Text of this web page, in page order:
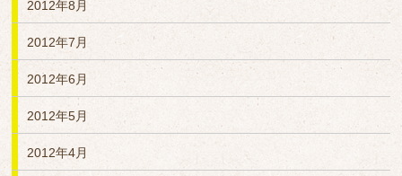
2012年8月
2012年7月
2012年6月
2012年5月
2012年4月